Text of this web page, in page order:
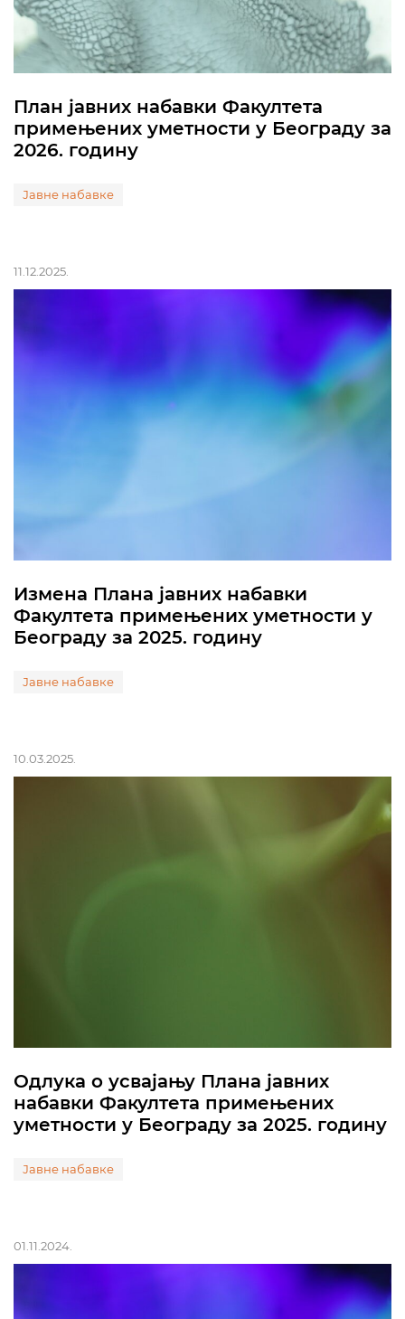
План јавних набавки Факултета
примењених уметности у Београду за
2026. годину
Јавне набавке
11.12.2025.
Измена Плана јавних набавки
Факултета примењених уметности у
Београду за 2025. годину
Јавне набавке
10.03.2025.
Одлука о усвајању Плана јавних
набавки Факултета примењених
уметности у Београду за 2025. годину
Јавне набавке
01.11.2024.